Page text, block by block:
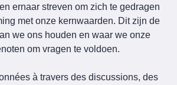
ernaar streven om zich te gedragen
met onze kernwaarden. Dit zijn de
we ons houden en waar we onze
om vragen te voldoen.
à travers des discussions, des